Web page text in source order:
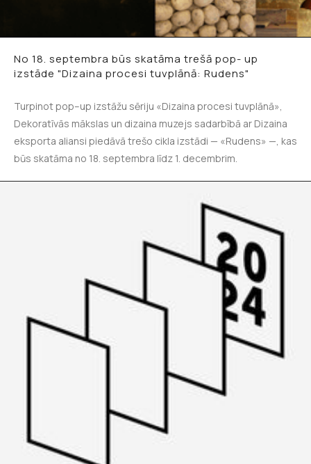
No 18. septembra būs skatāma trešā pop- up
izstāde "Dizaina procesi tuvplānā: Rudens"
Turpinot pop–up izstāžu sēriju «Dizaina procesi tuvplānā»,
Dekoratīvās mākslas un dizaina muzejs sadarbībā ar Dizaina
eksporta aliansi piedāvā trešo cikla izstādi — «Rudens» —, kas
būs skatāma no 18. septembra līdz 1. decembrim.